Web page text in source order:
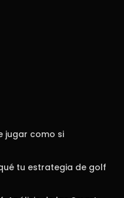
jugar como si
tu estrategia de golf